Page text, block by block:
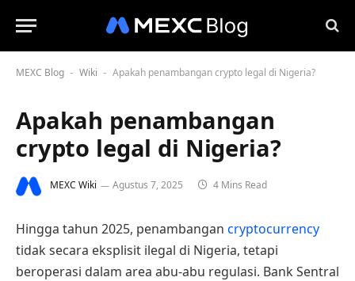
MEXC Blog - Wiki - Apakah penambangan crypto legal di Nigeria?
Apakah penambangan
crypto legal di Nigeria?
MEXC Wiki Agustus 7, 2025 4 Mins Read
Hingga tahun 2025, penambangan cryptocurrency
tidak secara eksplisit ilegal di Nigeria, tetapi
beroperasi dalam area abu-abu regulasi. Bank Sentral